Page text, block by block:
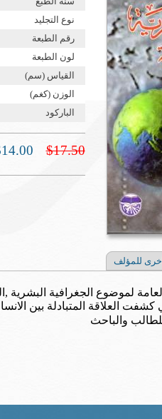
نوع التجليد
رقم الطبعة
لون الطبعة
القياس (سم)
الوزن (كغم)
الباركود
$17.50
للمؤلف
لموضوع الجغرافية البشرية
كشفت العلاقة المتبادلة بين
للطالب والباحث